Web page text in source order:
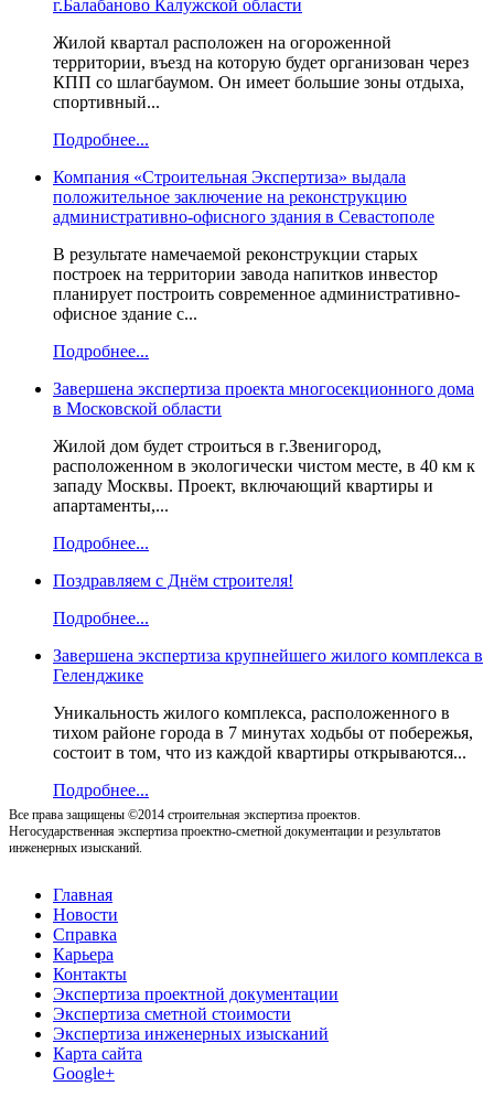
г.Балабаново Калужской области
Жилой квартал расположен на огороженной
территории, въезд на которую будет организован через
КПП со шлагбаумом. Он имеет большие зоны отдыха,
спортивный...
Подробнее...
Компания «Строительная Экспертиза» выдала
положительное заключение на реконструкцию
административно-офисного здания в Севастополе
В результате намечаемой реконструкции старых
построек на территории завода напитков инвестор
планирует построить современное административно-
офисное здание с...
Подробнее...
Завершена экспертиза проекта многосекционного дома
в Московской области
Жилой дом будет строиться в г.Звенигород,
расположенном в экологически чистом месте, в 40 км к
западу Москвы. Проект, включающий квартиры и
апартаменты,...
Подробнее...
Поздравляем с Днём строителя!
Подробнее...
Завершена экспертиза крупнейшего жилого комплекса в
Геленджике
Уникальность жилого комплекса, расположенного в
тихом районе города в 7 минутах ходьбы от побережья,
состоит в том, что из каждой квартиры открываются...
Подробнее...
Все права защищены ©2014 строительная экспертиза проектов.
Негосударственная экспертиза проектно-сметной документации и результатов
инженерных изысканий.
Главная
Новости
Справка
Карьера
Контакты
Экспертиза проектной документации
Экспертиза сметной стоимости
Экспертиза инженерных изысканий
Карта сайта
Google+